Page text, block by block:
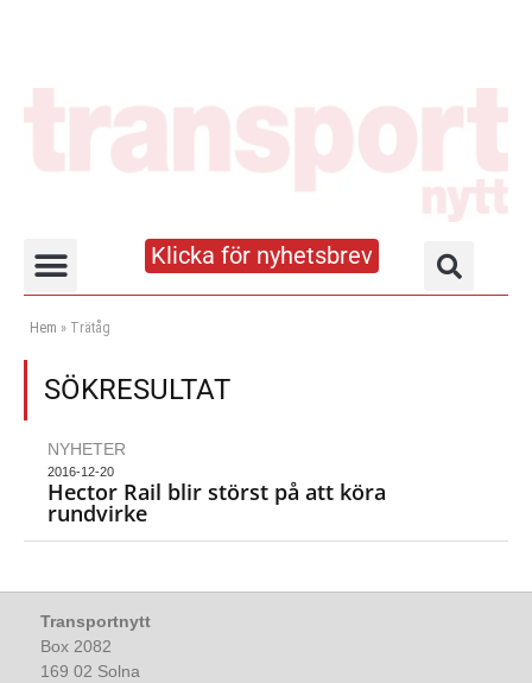
Klicka för nyhetsbrev
Hem » Trätåg
SÖKRESULTAT
NYHETER
2016-12-20
Hector Rail blir störst på att köra
rundvirke
Transportnytt
Box 2082
169 02 Solna